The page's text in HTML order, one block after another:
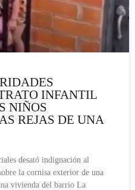
INFANTIL
NIÑOS
REJAS DE UNA
desató indignación al
la cornisa exterior de una
vivienda del barrio La